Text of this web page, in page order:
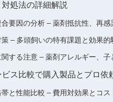
処法の詳細解説
要因の分析 – 薬剤抵抗性、再
– 多頭飼いの特有課題と効果的
する注意 – 薬剤アレルギー、
ス比較で購入製品とプロ依
と性能比較 – 費用対効果とコ